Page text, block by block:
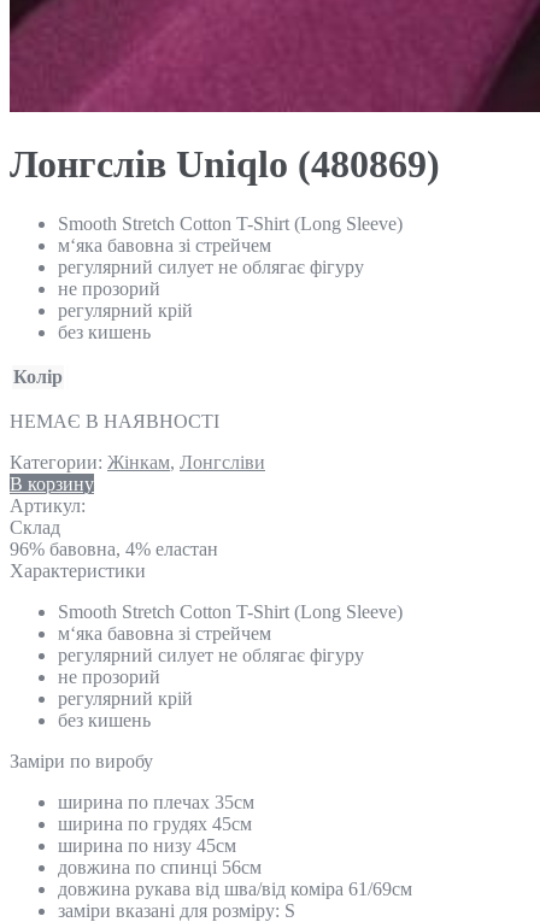
Лонгслів Uniqlo (480869)
Smooth Stretch Cotton T-Shirt (Long Sleeve)
м‘яка бавовна зі стрейчем
регулярний силует не облягає фігуру
не прозорий
регулярний крій
без кишень
Колір
НЕМАЄ В НАЯВНОСТІ
Категории: Жінкам, Лонгсліви
В корзину
Артикул:
Склад
96% бавовна, 4% еластан
Характеристики
Smooth Stretch Cotton T-Shirt (Long Sleeve)
м‘яка бавовна зі стрейчем
регулярний силует не облягає фігуру
не прозорий
регулярний крій
без кишень
Замiри по виробу
ширина по плечах 35см
ширина по грудях 45см
ширина по низу 45см
довжина по спинці 56см
довжина рукава від шва/від коміра 61/69см
заміри вказані для розміру: S